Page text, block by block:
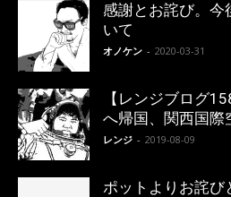
感謝とお詫び。今
いて
オノケン - 2020-03-31
【レンジブログ
へ帰国、関西国際
レンジ - 2019-08-09
ポットよりお詫び